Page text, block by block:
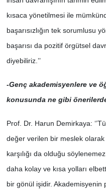
kısaca yönetilmesi ile
başarısızlığın tek sorumlusu
başarısı da pozitif örgütsel
diyebiliriz.’’
-Genç akademisyenlere ve
konusunda ne gibi
Prof. Dr. Harun Demirkaya:
değer verilen bir meslek olarak
karşılığı da olduğu
daha kolay ve kısa yolları
bir gönül işidir.